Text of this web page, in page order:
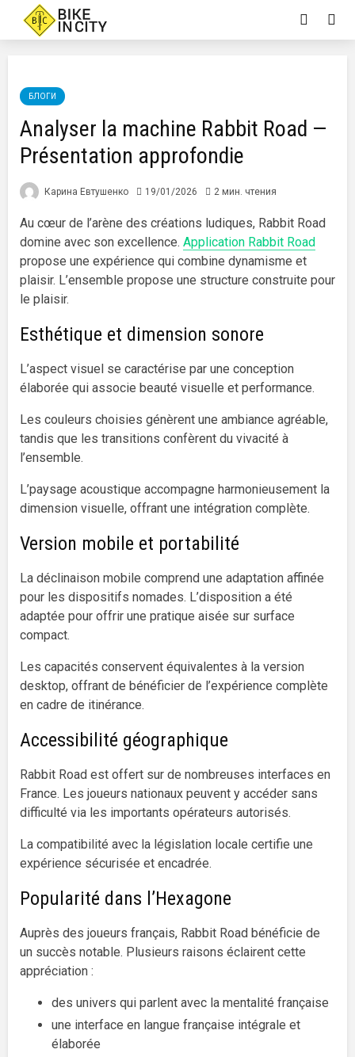
БЛОГИ
Analyser la machine Rabbit Road —
Présentation approfondie
Карина Евтушенко 19/01/2026 2 мин. чтения
Au cœur de l’arène des créations ludiques, Rabbit Road
domine avec son excellence. Application Rabbit Road
propose une expérience qui combine dynamisme et
plaisir. L’ensemble propose une structure construite pour
le plaisir.
Esthétique et dimension sonore
L’aspect visuel se caractérise par une conception
élaborée qui associe beauté visuelle et performance.
Les couleurs choisies génèrent une ambiance agréable,
tandis que les transitions confèrent du vivacité à
l’ensemble.
L’paysage acoustique accompagne harmonieusement la
dimension visuelle, offrant une intégration complète.
Version mobile et portabilité
La déclinaison mobile comprend une adaptation affinée
pour les dispositifs nomades. L’disposition a été
adaptée pour offrir une pratique aisée sur surface
compact.
Les capacités conservent équivalentes à la version
desktop, offrant de bénéficier de l’expérience complète
en cadre de itinérance.
Accessibilité géographique
Rabbit Road est offert sur de nombreuses interfaces en
France. Les joueurs nationaux peuvent y accéder sans
difficulté via les importants opérateurs autorisés.
La compatibilité avec la législation locale certifie une
expérience sécurisée et encadrée.
Popularité dans l’Hexagone
Auprès des joueurs français, Rabbit Road bénéficie de
un succès notable. Plusieurs raisons éclairent cette
appréciation :
des univers qui parlent avec la mentalité française
une interface en langue française intégrale et
élaborée